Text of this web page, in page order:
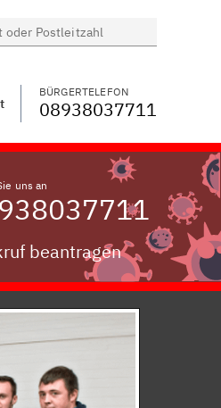
WECHSELN
BÜRGERTELEFON
08938037711
uns an
beantragen